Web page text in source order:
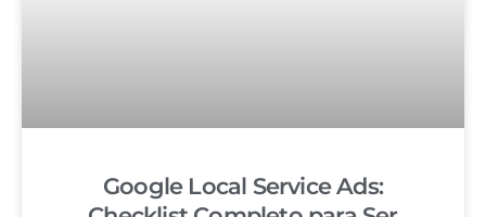
Google Local Service Ads: